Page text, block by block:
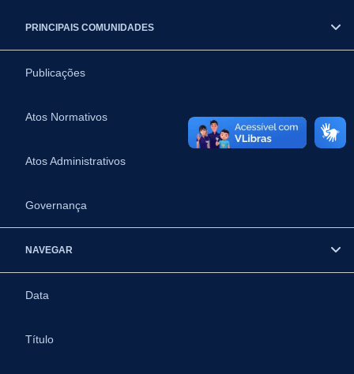
PRINCIPAIS COMUNIDADES
Publicações
Atos Normativos
Atos Administrativos
Governança
NAVEGAR
Data
Título